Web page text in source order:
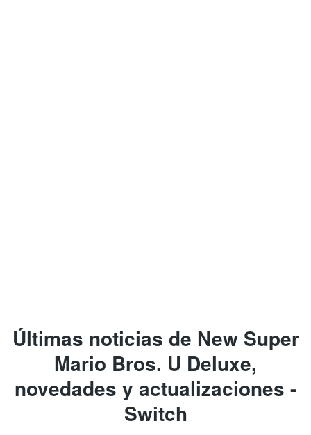
Últimas noticias de New Super
Mario Bros. U Deluxe,
novedades y actualizaciones -
Switch